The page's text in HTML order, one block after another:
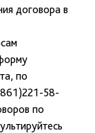
договора в
по
58-
по